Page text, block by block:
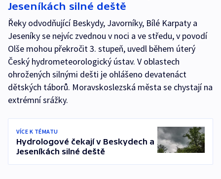
Jeseníkách silné deště
Řeky odvodňující Beskydy, Javorníky, Bílé Karpaty a
Jeseníky se nejvíc zvednou v noci a ve středu, v povodí
Olše mohou překročit 3. stupeň, uvedl během úterý
Český hydrometeorologický ústav. V oblastech
ohrožených silnými dešti je ohlášeno devatenáct
dětských táborů. Moravskoslezská města se chystají na
extrémní srážky.
VÍCE K TÉMATU
Hydrologové čekají v Beskydech a
Jeseníkách silné deště